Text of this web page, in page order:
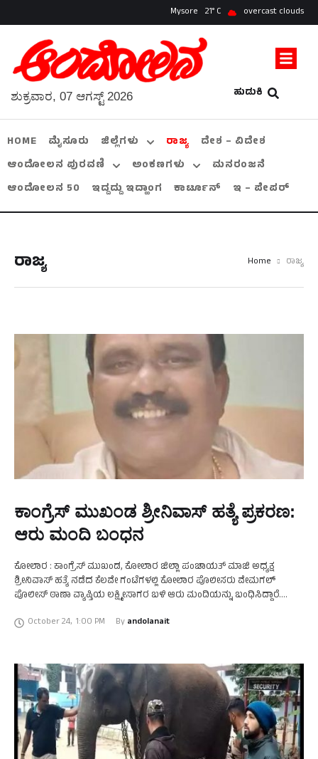
Mysore 21 overcast clouds
ಹುಡುಕಿ
ಶುಕ್ರವಾರ, 07 ಆಗಸ್ಟ್ 2026
HOME ಮೈಸೂರು ಜಿಲ್ಲೆಗಳು ರಾಜ್ಯ
ದೇಶ – ವಿದೇಶ
ಆಂದೋಲನ ಪುರವಣಿ
ಅಂಕಣಗಳು
ಮನರಂಜನೆ
ಆಂದೋಲನ 50
ಇದ್ದದ್ದು ಇದ್ಹಾಂಗ ಕಾರ್ಟೂನ್ ಇ – ಪೇಪರ್
ರಾಜ್ಯ Home ರಾಜ್ಯ
ಕಾಂಗ್ರೆಸ್ ಮುಖಂಡ ಶ್ರೀನಿವಾಸ್ ಹತ್ಯೆ ಪ್ರಕರಣ:
ಆರು ಮಂದಿ ಬಂಧನ
ಕೋಲಾರ : ಕಾಂಗ್ರೆಸ್ ಮುಖಂಡ, ಕೋಲಾರ ಜಿಲ್ಲಾ ಪಂಚಾಯತ್ ಮಾಜಿ ಅಧ್ಯಕ್ಷ
ಶ್ರೀನಿವಾಸ್ ಹತ್ಯೆ ನಡೆದ ಕೆಲವೇ ಗಂಟೆಗಳಲ್ಲಿ ಕೋಲಾರ ಪೊಲೀಸರು ವೇಮಗಲ್
ಪೊಲೀಸ್ ಠಾಣಾ ವ್ಯಾಪ್ತಿಯ ಲಕ್ಷ್ಮೀಸಾಗರ ಬಳಿ ಆರು ಮಂದಿಯನ್ನು ಬಂಧಿಸಿದ್ದಾರೆ.
October 24, 1:00 PM By andolanait